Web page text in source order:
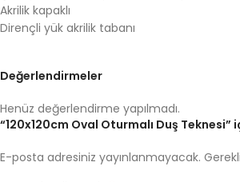
Akrilik kapaklı
Dirençli yük akrilik tabanı
Değerlendirmeler
Henüz değerlendirme yapılmadı.
“120x120cm Oval Oturmalı Duş
E-posta adresiniz yayınlanmayacak.